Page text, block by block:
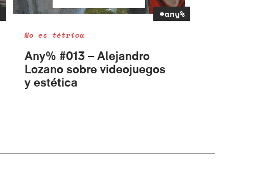
#any%
No es tétrica
Any% #013 – Alejandro
Lozano sobre videojuegos
y estética